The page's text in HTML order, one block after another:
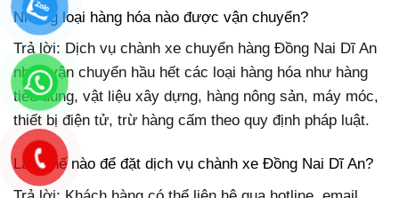
Những loại hàng hóa nào được vận chuyển?
Trả lời: Dịch vụ chành xe chuyển hàng Đồng Nai Dĩ An
nhận vận chuyển hầu hết các loại hàng hóa như hàng
tiêu dùng, vật liệu xây dựng, hàng nông sản, máy móc,
thiết bị điện tử, trừ hàng cấm theo quy định pháp luật.
Làm thế nào để đặt dịch vụ chành xe Đồng Nai Dĩ An?